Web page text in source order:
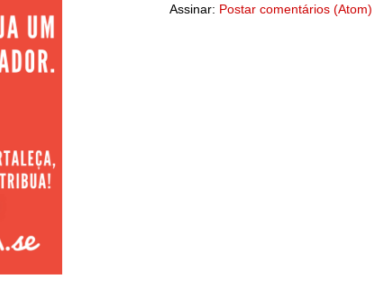
Assinar: Postar comentários (Atom)